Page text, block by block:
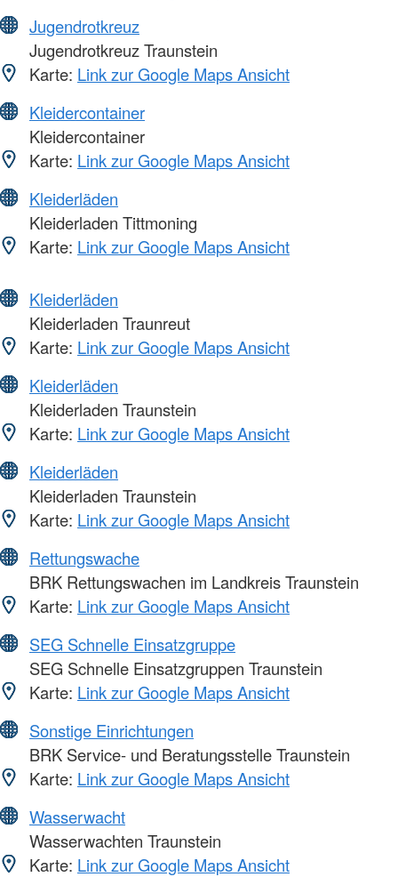
Jugendrotkreuz
Jugendrotkreuz Traunstein
Karte: Link zur Google Maps Ansicht
Kleidercontainer
Kleidercontainer
Karte: Link zur Google Maps Ansicht
Kleiderläden
Kleiderladen Tittmoning
Karte: Link zur Google Maps Ansicht
Kleiderläden
Kleiderladen Traunreut
Karte: Link zur Google Maps Ansicht
Kleiderläden
Kleiderladen Traunstein
Karte: Link zur Google Maps Ansicht
Kleiderläden
Kleiderladen Traunstein
Karte: Link zur Google Maps Ansicht
Rettungswache
BRK Rettungswachen im Landkreis Traunstein
Karte: Link zur Google Maps Ansicht
SEG Schnelle Einsatzgruppe
SEG Schnelle Einsatzgruppen Traunstein
Karte: Link zur Google Maps Ansicht
Sonstige Einrichtungen
BRK Service- und Beratungsstelle Traunstein
Karte: Link zur Google Maps Ansicht
Wasserwacht
Wasserwachten Traunstein
Karte: Link zur Google Maps Ansicht